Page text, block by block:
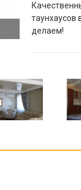
таунхаусов
делаем!